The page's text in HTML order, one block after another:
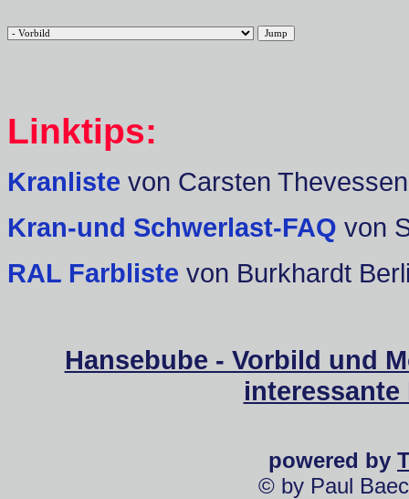
Linktips:
Kranliste von Carsten Thevessen
Kran-und Schwerlast-FAQ von
RAL Farbliste von Burkhardt
Hansebube - Vorbild und
powered by
© by Paul